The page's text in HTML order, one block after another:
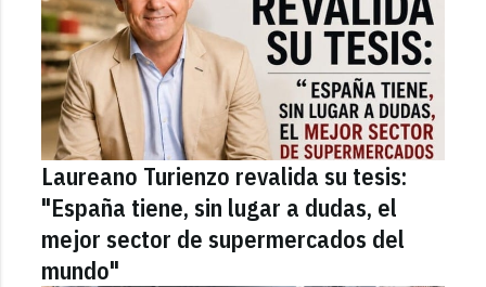
Laureano Turienzo revalida su tesis:
"España tiene, sin lugar a dudas, el
mejor sector de supermercados del
mundo"